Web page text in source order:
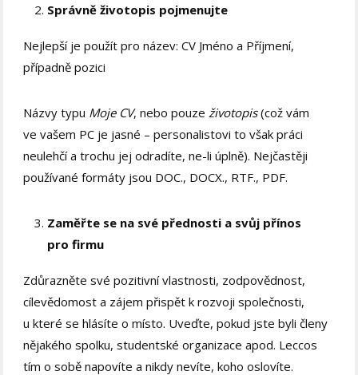
Správně životopis pojmenujte
Nejlepší je použít pro název: CV Jméno a Příjmení,
případně pozici
Názvy typu Moje CV, nebo pouze životopis(což vám
ve vašem PC je jasné – personalistovi to však práci
neulehčí a trochu jej odradíte, ne-li úplně). Nejčastěji
používané formáty jsou DOC., DOCX., RTF., PDF.
Zaměřte se na své přednosti a svůj přínos
pro firmu
Zdůrazněte své pozitivní vlastnosti, zodpovědnost,
cílevědomost a zájem přispět k rozvoji společnosti,
u které se hlásíte o místo. Uveďte, pokud jste byli členy
nějakého spolku, studentské organizace apod. Leccos
tím o sobě napovíte a nikdy nevíte, koho oslovíte.